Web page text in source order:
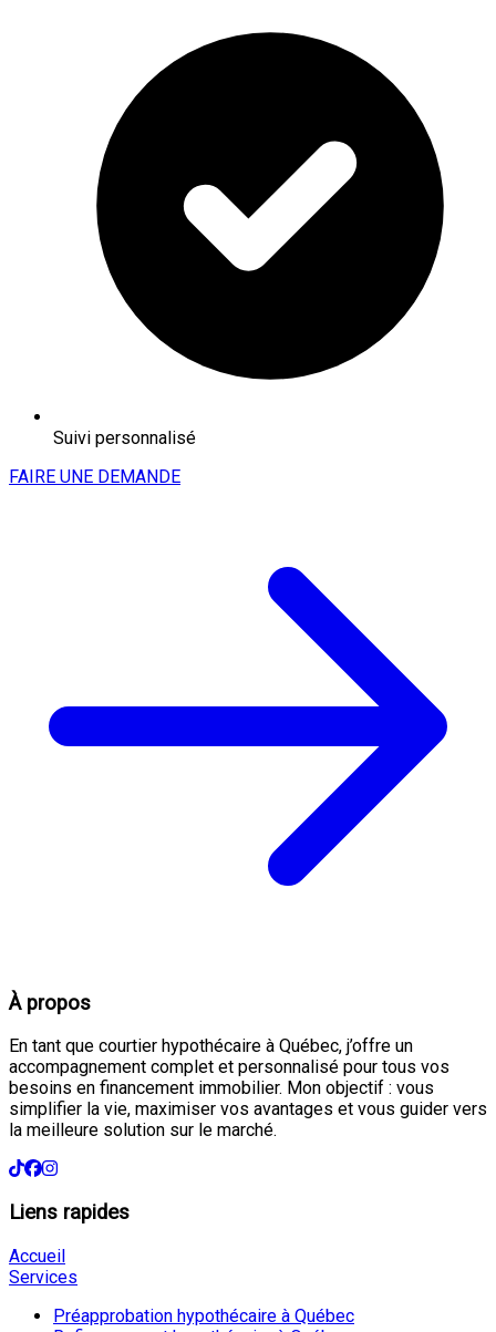
Suivi personnalisé
FAIRE UNE DEMANDE
À propos
En tant que courtier hypothécaire à Québec, j’offre un
accompagnement complet et personnalisé pour tous vos
besoins en financement immobilier. Mon objectif : vous
simplifier la vie, maximiser vos avantages et vous guider vers
la meilleure solution sur le marché.
Liens rapides
Accueil
Services
Préapprobation hypothécaire à Québec